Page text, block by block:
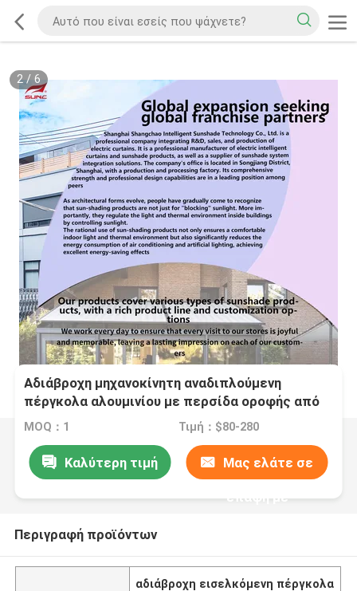
2/ 6
Αδιάβροχη μηχανοκίνητη αναδιπλούμενη
πέργκολα αλουμινίου με περσίδα οροφής από
κράμα αλουμινίου 6063 T5
MOQ：1 Τιμή：$80-280
Καλύτερη τιμή Μας ελάτε σε
επαφή με
Περιγραφή προϊόντων
αδιάβροχη εισελκόμενη πέργκολα